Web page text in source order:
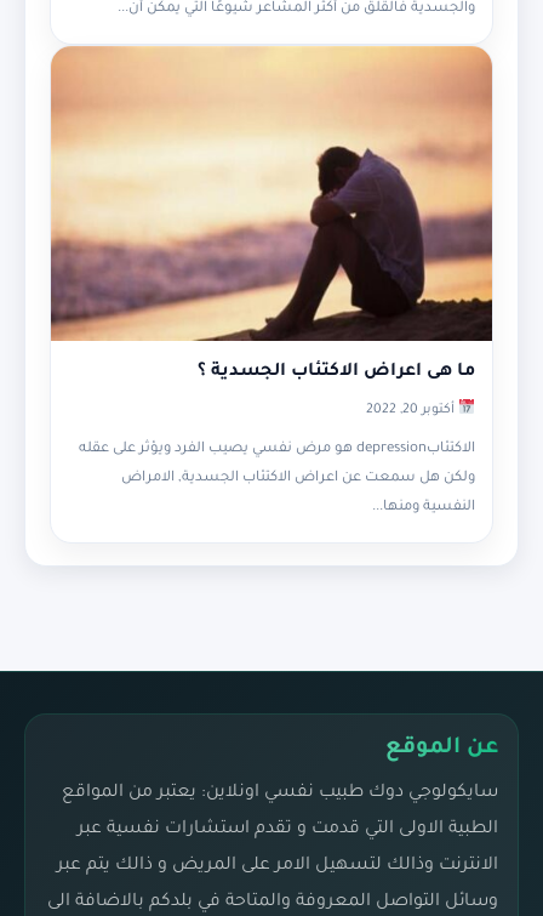
والجسدية فالقلق من أكثر المشاعر شيوعًا التي يمكن أن...
ما هى اعراض الاكتئاب الجسدية ؟
أكتوبر 20, 2022
الاكتئابdepression هو مرض نفسي يصيب الفرد ويؤثر على عقله
ولكن هل سمعت عن اعراض الاكتئاب الجسدية, الامراض
النفسية ومنها...
عن الموقع
سايكولوجي دوك طبيب نفسي اونلاين: يعتبر من المواقع
الطبية الاولى التي قدمت و تقدم استشارات نفسية عبر
الانترنت وذالك لتسهيل الامر على المريض و ذالك يتم عبر
وسائل التواصل المعروفة والمتاحة في بلدكم بالاضافة الى